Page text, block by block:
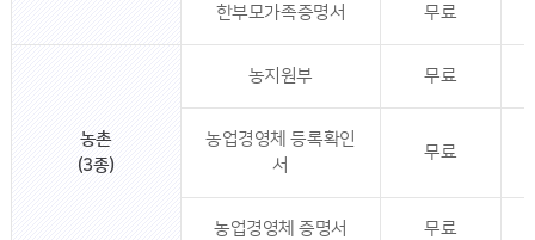
한부모가족증명서 무료
농촌
(3종)
농지원부 무료
농업경영체 등록확인
서
무료
농업경영체 증명서 무료